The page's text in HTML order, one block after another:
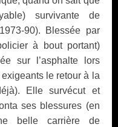
survivante de
90). Blessée par
à bout portant)
sur l’asphalte lors
exigeants le retour à la
Elle survécut et
ses blessures (en
belle carrière de